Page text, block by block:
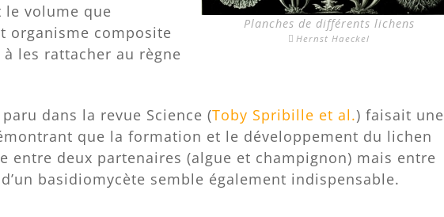
Planches de différents lichens
Hernst Haeckel
le volume que
organisme composite
les rattacher au règne
dans la revue Science (Toby Spribille et al.) faisait une
que la formation et le développement du lichen
entre deux partenaires (algue et champignon) mais entre
basidiomycète semble également indispensable.